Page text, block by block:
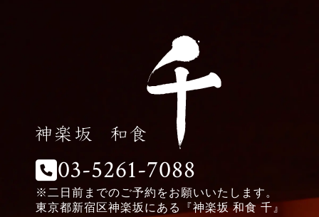
03-5261-7088
※二日前までのご予約をお願いいたします。
東京都新宿区神楽坂にある『神楽坂 和食 千』